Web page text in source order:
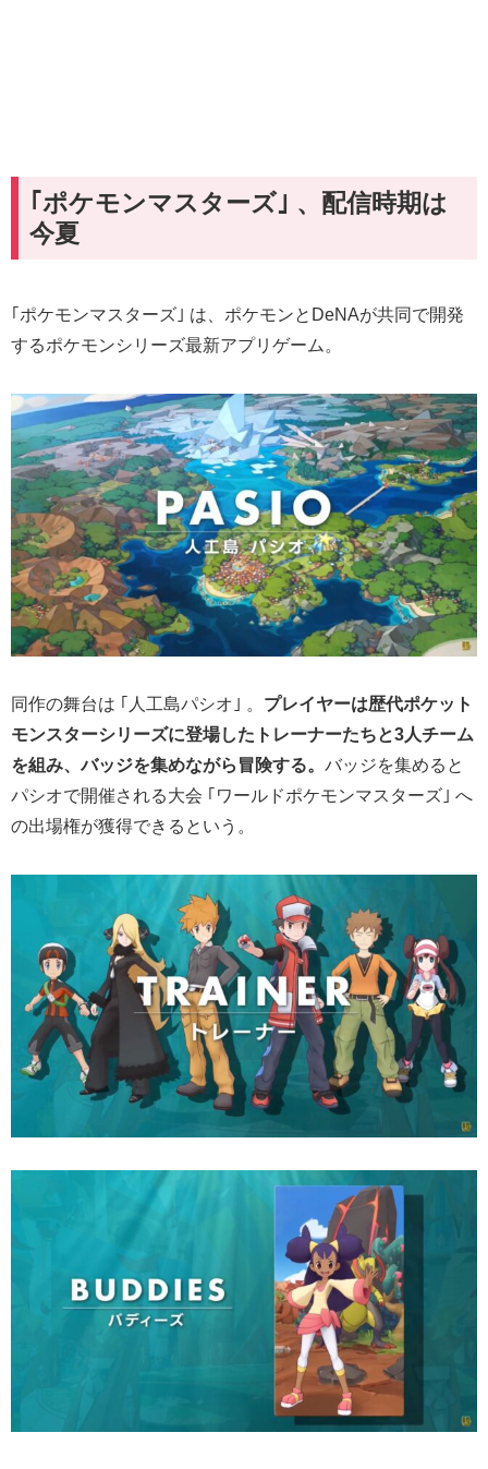
｢ポケモンマスターズ｣ 、配信時期は
今夏
｢ポケモンマスターズ｣ は、ポケモンとDeNAが共同で開発
するポケモンシリーズ最新アプリゲーム。
同作の舞台は ｢人工島パシオ｣ 。 プレイヤーは歴代ポケット
モンスターシリーズに登場したトレーナーたちと3人チーム
を組み、バッジを集めながら冒険する。 バッジを集めると
パシオで開催される大会 ｢ワールドポケモンマスターズ｣ へ
の出場権が獲得できるという。